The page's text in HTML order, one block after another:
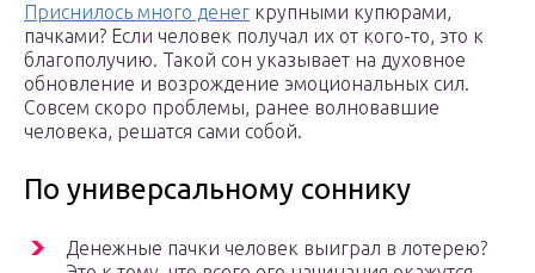
Приснилось много денег крупными купюрами,
пачками? Если человек получал их от кого-то, это к
благополучию. Такой сон указывает на духовное
обновление и возрождение эмоциональных сил.
Совсем скоро проблемы, ранее волновавшие
человека, решатся сами собой.
По универсальному соннику
Денежные пачки человек выиграл в лотерею?